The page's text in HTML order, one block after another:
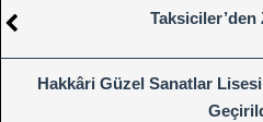
Taksiciler’den
Hakkâri Güzel Sanatlar